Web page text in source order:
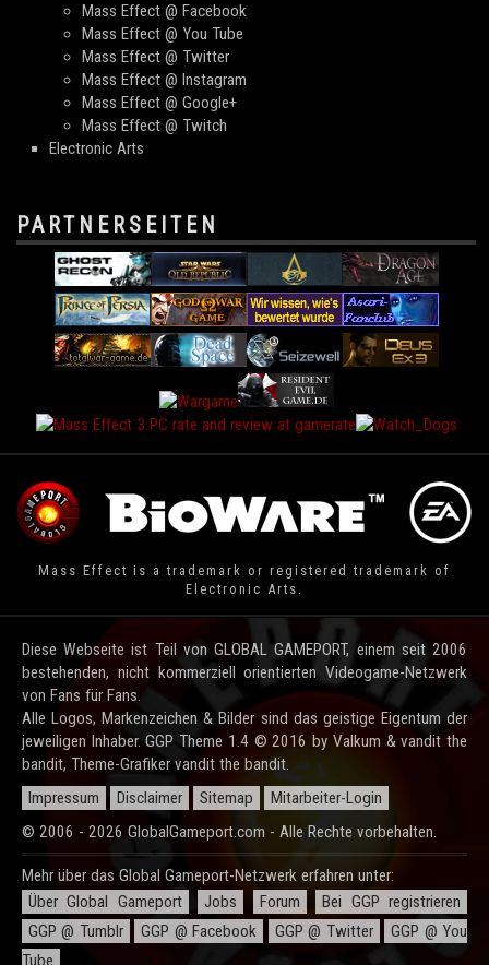
Mass Effect @ Facebook
Mass Effect @ You Tube
Mass Effect @ Twitter
Mass Effect @ Instagram
Mass Effect @ Google+
Mass Effect @ Twitch
Electronic Arts
PARTNERSEITEN
Mass Effect is a trademark or registered trademark of
Electronic Arts.
Diese Webseite ist Teil von GLOBAL GAMEPORT, einem seit 2006
bestehenden, nicht kommerziell orientierten Videogame-Netzwerk
von Fans für Fans.
Alle Logos, Markenzeichen & Bilder sind das geistige Eigentum der
jeweiligen Inhaber. GGP Theme 1.4 © 2016 by Valkum & vandit the
bandit, Theme-Grafiker vandit the bandit.
Impressum
Disclaimer Sitemap
Mitarbeiter-Login
© 2006 - 2026 GlobalGameport.com - Alle Rechte vorbehalten.
Mehr über das Global Gameport-Netzwerk erfahren unter:
Über Global Gameport
Jobs Forum
Bei GGP registrieren
GGP @ Tumblr
GGP @ Facebook GGP @ Twitter
GGP @ You
Tube